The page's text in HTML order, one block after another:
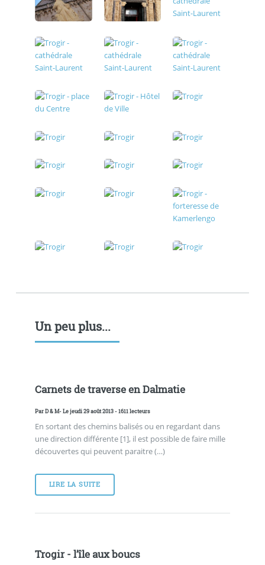
Un peu plus...
Carnets de traverse en Dalmatie
ParD & M- Le jeudi 29 août 2013 - 1611 lecteurs
En sortant des chemins balisés ou en regardant dans
une direction différente [1], il est possible de faire mille
découvertes qui peuvent paraitre (…)
LIRE LA SUITE
Trogir - l’île aux boucs